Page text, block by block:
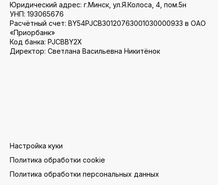
Юридический адрес: г.Минск, ул.Я.Колоса, 4, пом.5н
УНП: 193065676
Расчётный счет: BY54PJCB30120763001030000933 в ОАО
«Приорбанк»
Код банка: PJCBBY2X
Директор: Светлана Васильевна Никитёнок
Настройка куки
Политика обработки cookie
Политика обработки персональных данных